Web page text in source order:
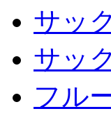
サッ
サッ
フル